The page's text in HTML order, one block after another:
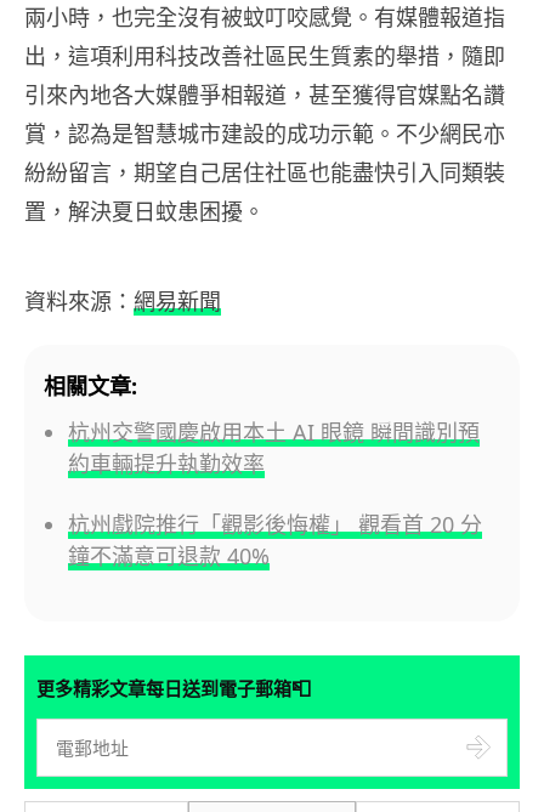
兩小時，也完全沒有被蚊叮咬感覺。有媒體報道指
出，這項利用科技改善社區民生質素的舉措，隨即
引來內地各大媒體爭相報道，甚至獲得官媒點名讚
賞，認為是智慧城市建設的成功示範。不少網民亦
紛紛留言，期望自己居住社區也能盡快引入同類裝
置，解決夏日蚊患困擾。
資料來源： 網易新聞
相關文章:
杭州交警國慶啟用本土 AI 眼鏡 瞬間識別預
約車輛提升執勤效率
杭州戲院推行「觀影後悔權」 觀看首 20 分
鐘不滿意可退款 40%
更多精彩文章每日送到電子郵箱📮